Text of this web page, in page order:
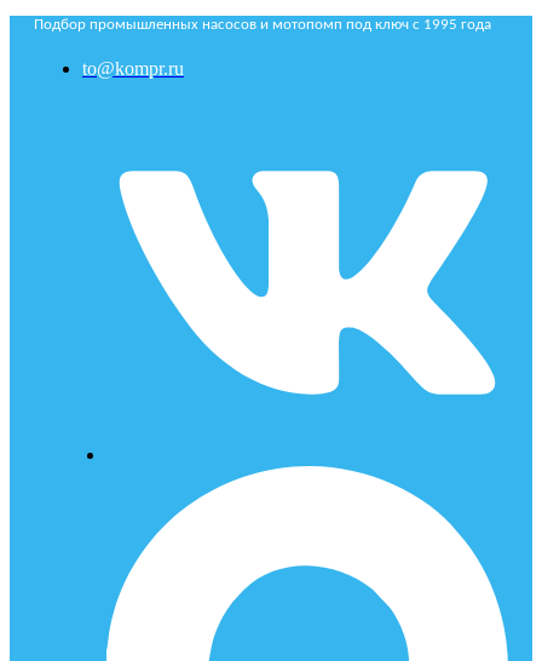
Подбор промышленных насосов и мотопомп под ключ с 1995 года
to@kompr.ru